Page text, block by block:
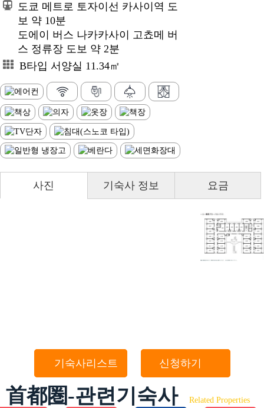
도쿄 메트로 토자이선 카사이역 도
보 약 10분
도에이 버스 나카카사이 고쵸메 버
스 정류장 도보 약 2분
B타입 서양실 11.34㎡
사진 기숙사 정보 요금
기숙사리스트 신청하기
首都圏-관련기숙사 Related Properties